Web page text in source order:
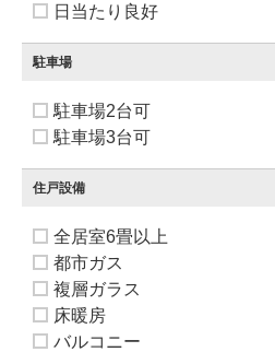
日当たり良好
駐車場
駐車場2台可
駐車場3台可
住戸設備
全居室6畳以上
都市ガス
複層ガラス
床暖房
バルコニー